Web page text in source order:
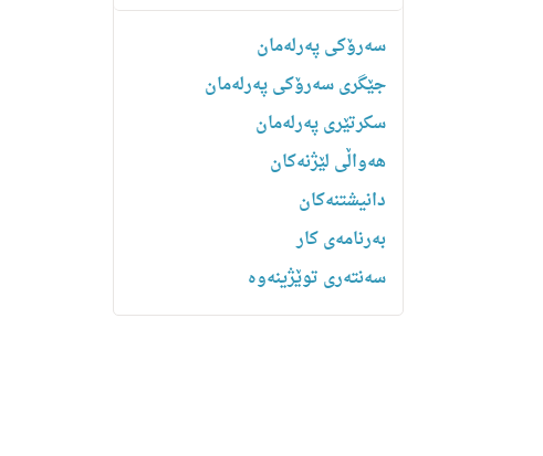
سەرۆکی پەرلەمان
جێگری سەرۆکی پەرلەمان
سکرتێری پەرلەمان
هه‌واڵى لێژنه‌كان
دانیشتنه‌کان
بەرنامەی کار
سەنتەری توێژینەوە